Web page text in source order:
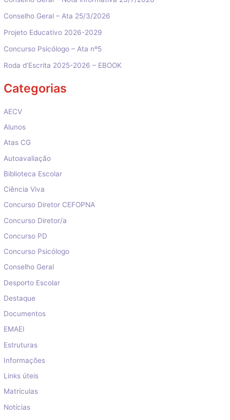
Conselho Geral – Ata 25/3/2026
Projeto Educativo 2026-2029
Concurso Psicólogo – Ata nº5
Roda d’Escrita 2025-2026 – EBOOK
Categorias
AECV
Alunos
Atas CG
Autoavaliação
Biblioteca Escolar
Ciência Viva
Concurso Diretor CEFOPNA
Concurso Diretor/a
Concurso PD
Concurso Psicólogo
Conselho Geral
Desporto Escolar
Destaque
Documentos
EMAEI
Estruturas
Informações
Links úteis
Matrículas
Notícias